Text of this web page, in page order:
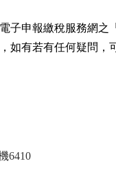
子申報繳稅服務網之 「
如有若有任何疑問 ，
6410